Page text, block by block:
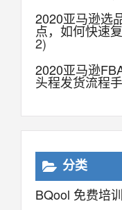
2020亚马逊选
点，如何快速
2)
2020亚马逊
头程发货流程
分类
BQool 免费培训